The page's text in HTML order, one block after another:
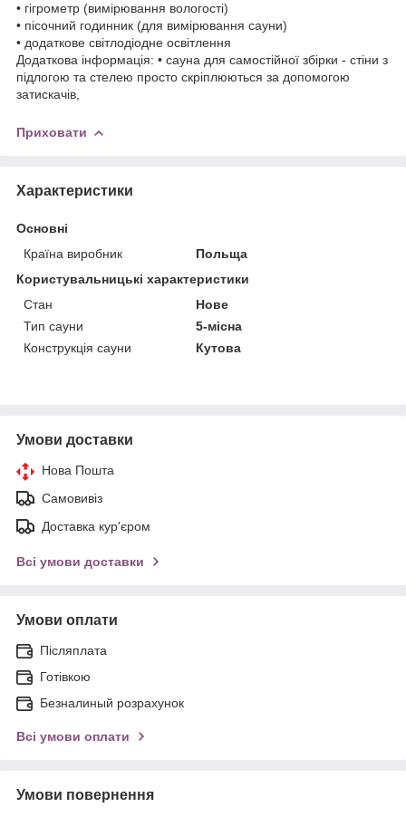
• гігрометр (вимірювання вологості)
• пісочний годинник (для вимірювання сауни)
• додаткове світлодіодне освітлення
Додаткова інформація: • сауна для самостійної збірки - стіни з
підлогою та стелею просто скріплюються за допомогою
затискачів,
Приховати
Характеристики
Основні
Країна виробник
Польща
Користувальницькі характеристики
Стан
Нове
Тип сауни
5-місна
Конструкція сауни
Кутова
Умови доставки
Нова Пошта
Самовивіз
Доставка кур'єром
Всі умови доставки
Умови оплати
Післяплата
Готівкою
Безналиный розрахунок
Всі умови оплати
Умови повернення